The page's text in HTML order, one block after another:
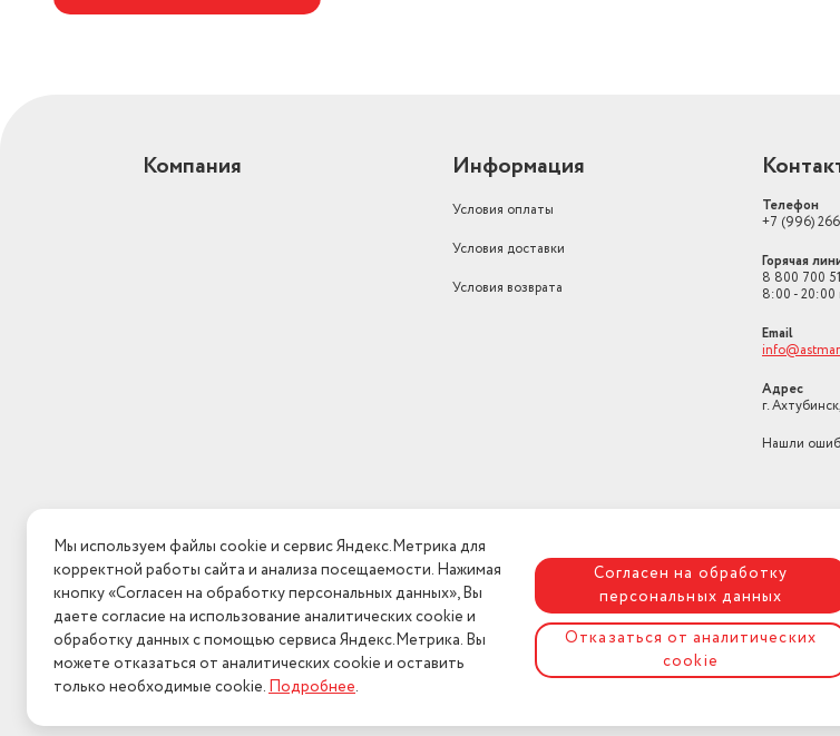
Компания Информация
Условия оплаты
Условия доставки
Условия возврата
Телефон
+7 (996)
Горячая
8 800 700
8:00 - 20:00
Email
Адрес
г.
Нашли
Мы используем файлы cookie и сервис Яндекс.Метрика для
корректной работы сайта и анализа посещаемости. Нажимая
кнопку «Согласен на обработку персональных данных», Вы
даете согласие на использование аналитических cookie и
обработку данных с помощью сервиса Яндекс.Метрика. Вы
можете отказаться от аналитических cookie и оставить
только необходимые cookie.Подробнее.
Согласен на обработку
персональных данных
Отказаться от аналитических
cookie